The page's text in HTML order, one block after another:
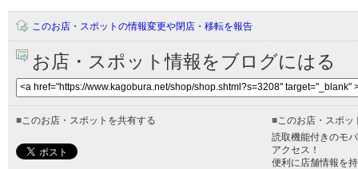
このお店・スポットの情報変更や閉店・移転を報告
お店・スポット情報をブログにはる
■ このお店・スポットを共有する ■ このお店・スポ
読取機能付きのモ
アクセス！
便利に店舗情報を